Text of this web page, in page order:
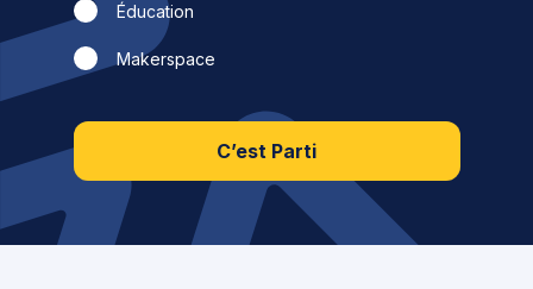
Éducation
Makerspace
C’est Parti